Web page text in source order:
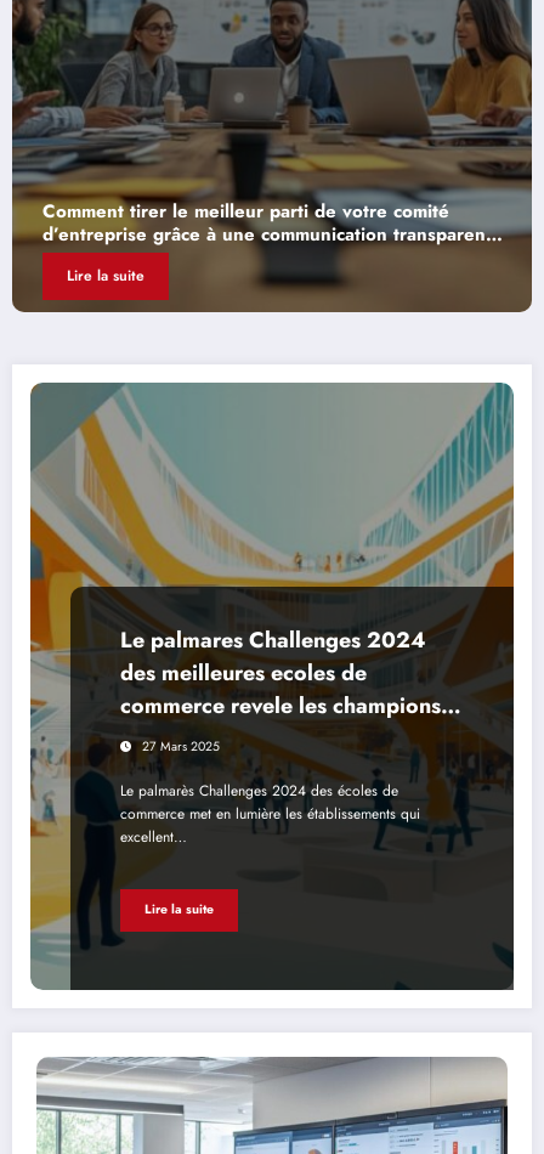
Comment l’IA facilite l’accès aux conventions
collectives pour les PME
Le palmares Challenges 2024
des meilleures ecoles de
commerce revele les champions
de l’inclusion
27 Mars 2025
Le palmarès Challenges 2024 des écoles de
commerce met en lumière les établissements qui
excellent…
Lire la suite